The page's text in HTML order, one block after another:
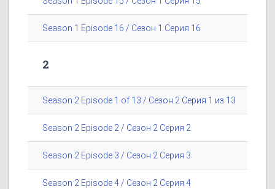
Season 1 Episode 16 / Сезон 1 Серия 16
2
Season 2 Episode 1 of 13 / Сезон 2 Серия 1 из 13
Season 2 Episode 2 / Сезон 2 Серия 2
Season 2 Episode 3 / Сезон 2 Серия 3
Season 2 Episode 4 / Сезон 2 Серия 4